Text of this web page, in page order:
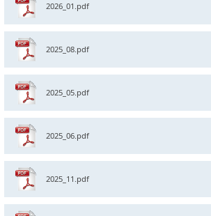
2026_01.pdf
2025_08.pdf
2025_05.pdf
2025_06.pdf
2025_11.pdf